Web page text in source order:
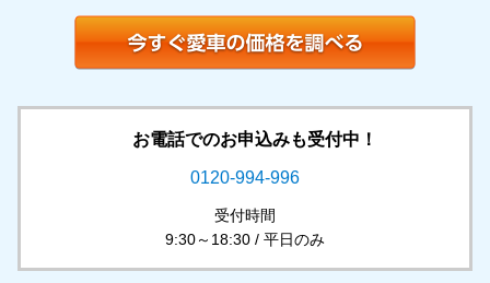
お電話でのお申込みも受付中！
0120-994-996
受付時間
9:30～18:30 / 平日のみ